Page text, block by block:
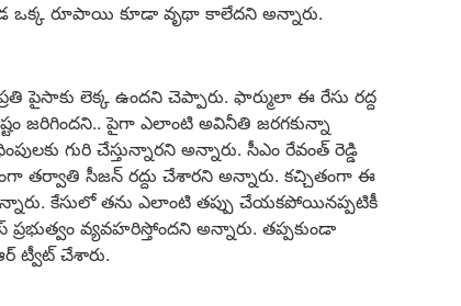
ఒక్క రూపాయి కూడా వృథా కాలేదని అన్నారు.
పైసాకు లెక్క ఉందని చెప్పారు. ఫార్ములా ఈ రేసు రద్ద
జరిగిందని.. పైగా ఎలాంటి అవినీతి జరగకున్నా
గురి చేస్తున్నారని అన్నారు. సీఎం రేవంత్ రెడ్డి
తర్వాతి సీజన్ రద్దు చేశారని అన్నారు. కచ్చితంగా ఈ
కేసులో తను ఎలాంటి తప్పు చేయకపోయినప్పటికీ
వ్యవహరిస్తోందని అన్నారు. తప్పకుండా
ట్వీట్ చేశారు.